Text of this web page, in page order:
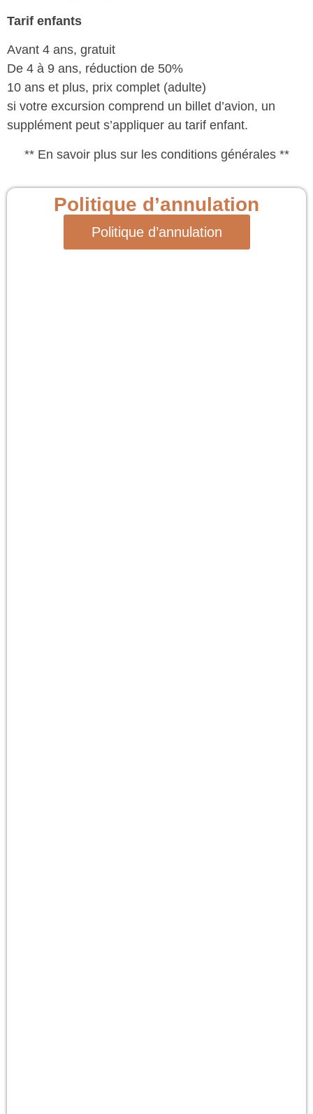
Tarif enfants
Avant 4 ans, gratuit
De 4 à 9 ans, réduction de 50%
10 ans et plus, prix complet (adulte)
si votre excursion comprend un billet d’avion, un
supplément peut s’appliquer au tarif enfant.
** En savoir plus sur les conditions générales **
Politique d’annulation
Politique d’annulation